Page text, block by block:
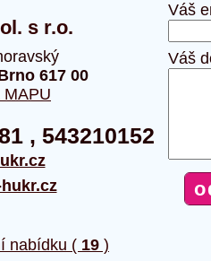
s r.o.
617 00
MAPU
, 543210152
nabídku ( 19 )
Váš
Váš